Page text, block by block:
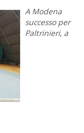
A Modena
successo per
Paltrinieri, a